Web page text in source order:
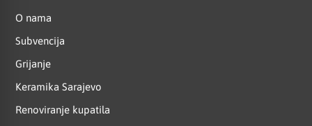
O nama
Subvencija
Grijanje
Keramika Sarajevo
Renoviranje kupatila